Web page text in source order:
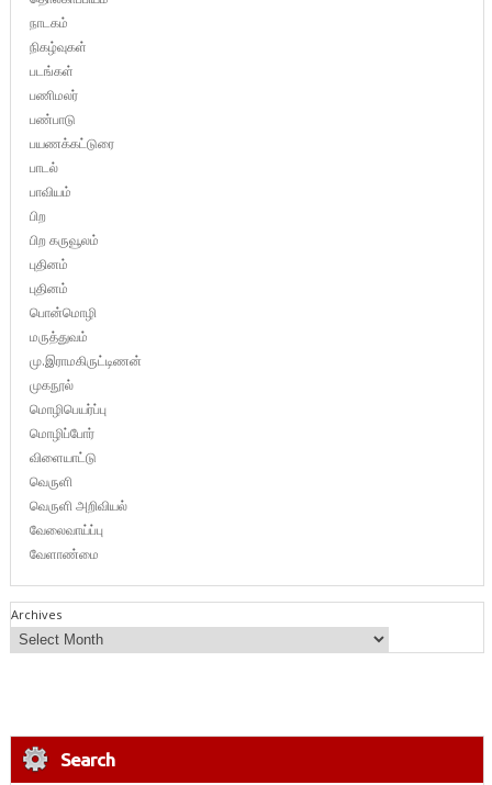
நாடகம்
நிகழ்வுகள்
படங்கள்
பணிமலர்
பண்பாடு
பயணக்கட்டுரை
பாடல்
பாவியம்
பிற
பிற கருவூலம்
புதினம்
புதினம்
பொன்மொழி
மருத்துவம்
மு.இராமகிருட்டிணன்
முகநூல்
மொழிபெயர்ப்பு
மொழிப்போர்
விளையாட்டு
வெருளி
வெருளி அறிவியல்
வேலைவாய்ப்பு
வேளாண்மை
Archives
Search